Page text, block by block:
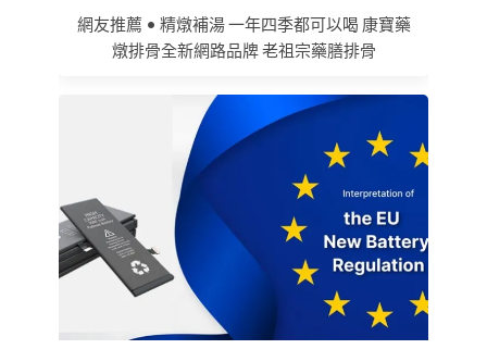
網友推薦 • 精燉補湯 一年四季都可以喝 康寶藥
燉排骨全新網路品牌 老祖宗藥膳排骨